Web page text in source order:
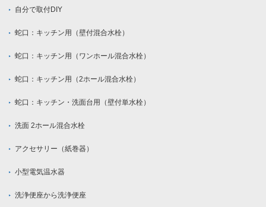
自分で取付DIY
蛇口：キッチン用（壁付混合水栓）
蛇口：キッチン用（ワンホール混合水栓）
蛇口：キッチン用（2ホール混合水栓）
蛇口：キッチン・洗面台用（壁付単水栓）
洗面 2ホール混合水栓
アクセサリー（紙巻器）
小型電気温水器
洗浄便座から洗浄便座